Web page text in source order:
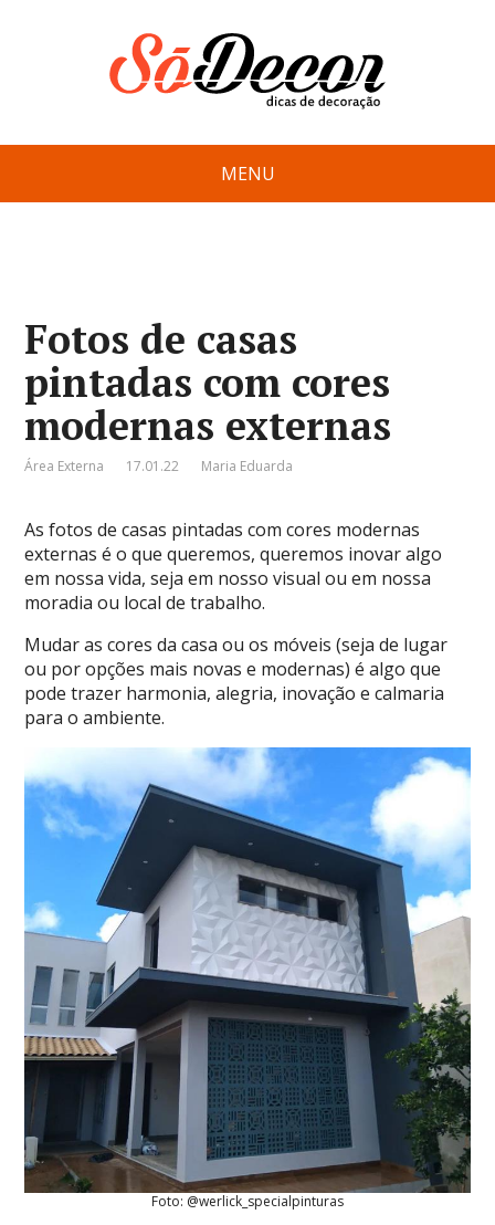
MENU
Fotos de casas
pintadas com cores
modernas externas
Área Externa 17.01.22 Maria Eduarda
As fotos de casas pintadas com cores modernas
externas é o que queremos, queremos inovar algo
em nossa vida, seja em nosso visual ou em nossa
moradia ou local de trabalho.
Mudar as cores da casa ou os móveis (seja de lugar
ou por opções mais novas e modernas) é algo que
pode trazer harmonia, alegria, inovação e calmaria
para o ambiente.
Foto: @werlick_specialpinturas